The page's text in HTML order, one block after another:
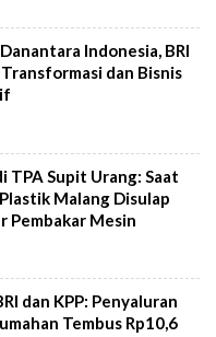
Indonesia, BRI
dan Bisnis
TPA Supit Urang: Saat
Malang Disulap
Pembakar Mesin
dan KPP: Penyaluran
Tembus Rp10,6